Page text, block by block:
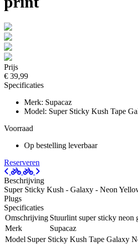
Prijs
€ 39,99
Specificaties
Merk: Supacaz
Model: Super Sticky Kush Tape
Voorraad
Op bestelling leverbaar
Reserveren
Beschrijving
Super Sticky Kush - Galaxy - Neon
Plugs
Specificaties
Omschrijving Stuurlint super sticky neon
Merk
Supacaz
Model Super Sticky Kush Tape Galaxy